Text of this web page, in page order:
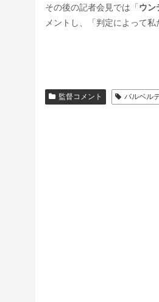
その後の記者会見では「 ウン
メントし、「判定によって
監督コメント バルベル